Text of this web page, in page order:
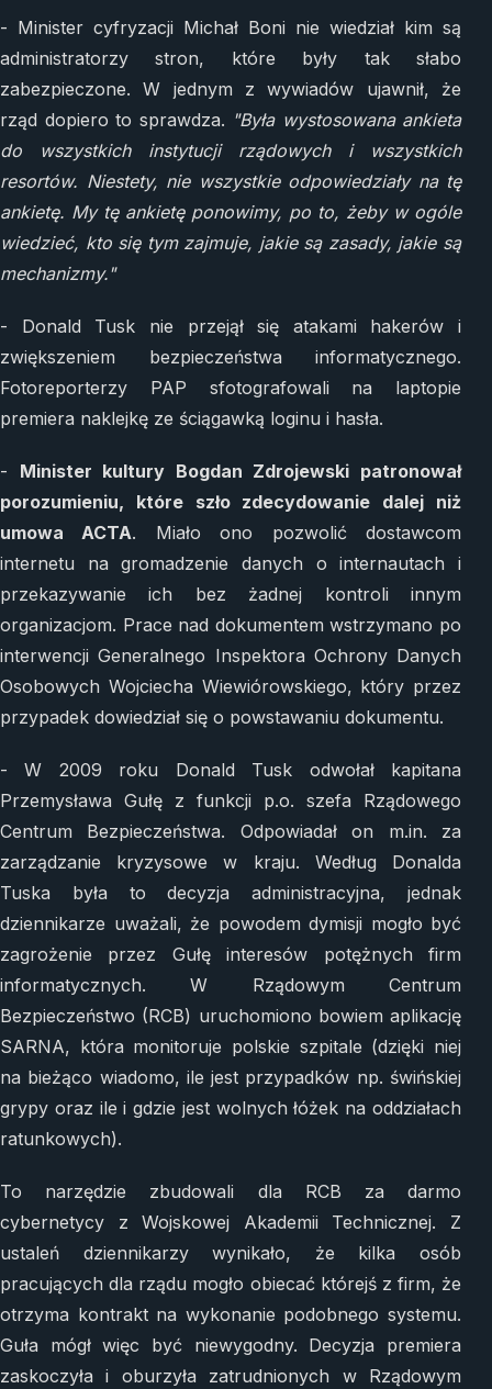
- Minister cyfryzacji Michał Boni nie wiedział kim są
administratorzy stron, które były tak słabo
zabezpieczone. W jednym z wywiadów ujawnił, że
rząd dopiero to sprawdza. "Była wystosowana ankieta
do wszystkich instytucji rządowych i wszystkich
resortów. Niestety, nie wszystkie odpowiedziały na tę
ankietę. My tę ankietę ponowimy, po to, żeby w ogóle
wiedzieć, kto się tym zajmuje, jakie są zasady, jakie są
mechanizmy."
- Donald Tusk nie przejął się atakami hakerów i
zwiększeniem bezpieczeństwa informatycznego.
Fotoreporterzy PAP sfotografowali na laptopie
premiera naklejkę ze ściągawką loginu i hasła.
- Minister kultury Bogdan Zdrojewski patronował
porozumieniu, które szło zdecydowanie dalej niż
umowa ACTA. Miało ono pozwolić dostawcom
internetu na gromadzenie danych o internautach i
przekazywanie ich bez żadnej kontroli innym
organizacjom. Prace nad dokumentem wstrzymano po
interwencji Generalnego Inspektora Ochrony Danych
Osobowych Wojciecha Wiewiórowskiego, który przez
przypadek dowiedział się o powstawaniu dokumentu.
- W 2009 roku Donald Tusk odwołał kapitana
Przemysława Gułę z funkcji p.o. szefa Rządowego
Centrum Bezpieczeństwa. Odpowiadał on m.in. za
zarządzanie kryzysowe w kraju. Według Donalda
Tuska była to decyzja administracyjna, jednak
dziennikarze uważali, że powodem dymisji mogło być
zagrożenie przez Gułę interesów potężnych firm
informatycznych. W Rządowym Centrum
Bezpieczeństwo (RCB) uruchomiono bowiem aplikację
SARNA, która monitoruje polskie szpitale (dzięki niej
na bieżąco wiadomo, ile jest przypadków np. świńskiej
grypy oraz ile i gdzie jest wolnych łóżek na oddziałach
ratunkowych).
To narzędzie zbudowali dla RCB za darmo
cybernetycy z Wojskowej Akademii Technicznej. Z
ustaleń dziennikarzy wynikało, że kilka osób
pracujących dla rządu mogło obiecać którejś z firm, że
otrzyma kontrakt na wykonanie podobnego systemu.
Guła mógł więc być niewygodny. Decyzja premiera
zaskoczyła i oburzyła zatrudnionych w Rządowym